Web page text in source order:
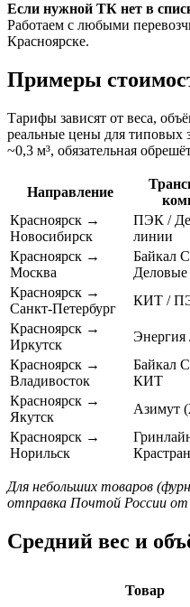
Если нужной ТК нет в
Работаем с любыми
Красноярске.
Примеры
Тарифы зависят от веса,
реальные цены для типовых
~0,3 м³, обязательная
Направление
Красноярск →
Новосибирск
ПЭК /
линии
Красноярск →
Москва
Байкал
Красноярск →
Санкт-Петербург
КИТ /
Красноярск →
Иркутск
Энергия
Красноярск →
Владивосток
Байкал
КИТ
Красноярск →
Якутск
Азимут
Красноярск →
Норильск
Для небольших товаров
отправка Почтой России от
Средний вес и
Товар